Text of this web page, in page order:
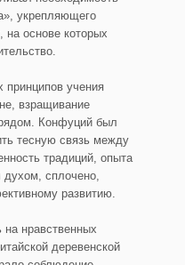
укрепляющего
на основе которых
учения
взращивание
Конфуций был
тесную связь между
традиций, опыта
духом, сплочено,
развитию.
нравственных
деревенской